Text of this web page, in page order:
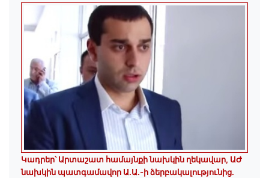
Կադրեր՝ Արտաշատ համայնքի նախկին ղեկավար, ԱԺ
նախկին պատգամավոր Ա.Ա.-ի ձերբակալությունից.